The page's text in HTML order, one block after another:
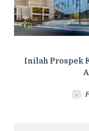
Inilah Prospek